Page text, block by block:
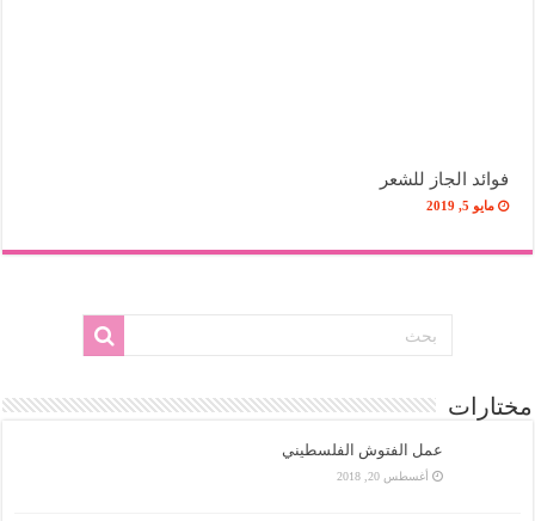
فوائد الجاز للشعر
مايو 5, 2019
مختارات
عمل الفتوش الفلسطيني
أغسطس 20, 2018